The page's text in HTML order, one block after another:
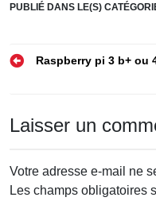
les amateurs de jeux
PUBLIÉ DANS LE(S)
Navigation
Raspberry pi 3 b+ ou
Laisser un
Votre adresse e-mail ne
Les champs obligatoires